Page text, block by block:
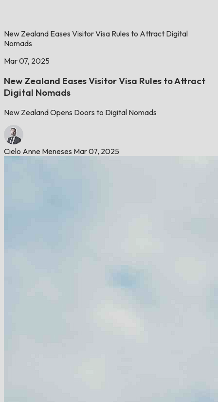
New Zealand Eases Visitor Visa Rules to Attract Digital
Nomads
Mar 07, 2025
New Zealand Eases Visitor Visa Rules to Attract
Digital Nomads
New Zealand Opens Doors to Digital Nomads
Cielo Anne Meneses Mar 07, 2025